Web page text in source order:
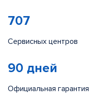
707
Сервисных центров
90 дней
Официальная гарантия